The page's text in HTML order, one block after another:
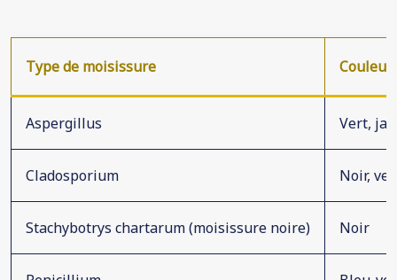
Type de moisissure Couleur
Aspergillus Vert,
Cladosporium Noir,
Stachybotrys chartarum (moisissure noire) Noir